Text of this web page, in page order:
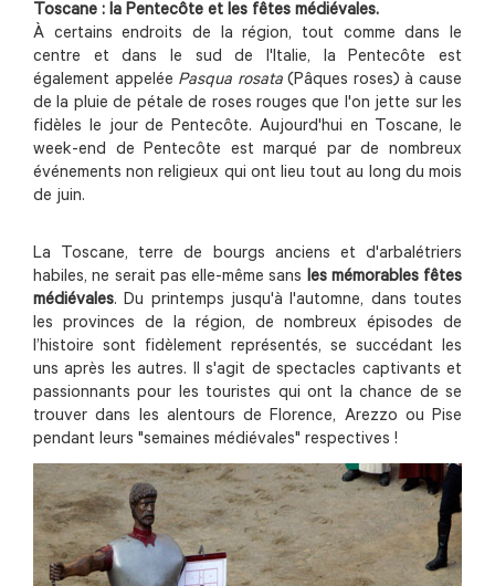
Toscane : la Pentecôte et les fêtes médiévales.
À certains endroits de la région, tout comme dans le
centre et dans le sud de l'Italie, la Pentecôte est
également appelée Pasqua rosata(Pâques roses) à cause
de la pluie de pétale de roses rouges que l'on jette sur les
fidèles le jour de Pentecôte. Aujourd'hui en Toscane, le
week-end de Pentecôte est marqué par de nombreux
événements non religieux qui ont lieu tout au long du mois
de juin.
La Toscane, terre de bourgs anciens et d'arbalétriers
habiles, ne serait pas elle-même sans les mémorables fêtes
médiévales. Du printemps jusqu'à l'automne, dans toutes
les provinces de la région, de nombreux épisodes de
l’histoire sont fidèlement représentés, se succédant les
uns après les autres. Il s'agit de spectacles captivants et
passionnants pour les touristes qui ont la chance de se
trouver dans les alentours de Florence, Arezzo ou Pise
pendant leurs "semaines médiévales" respectives !